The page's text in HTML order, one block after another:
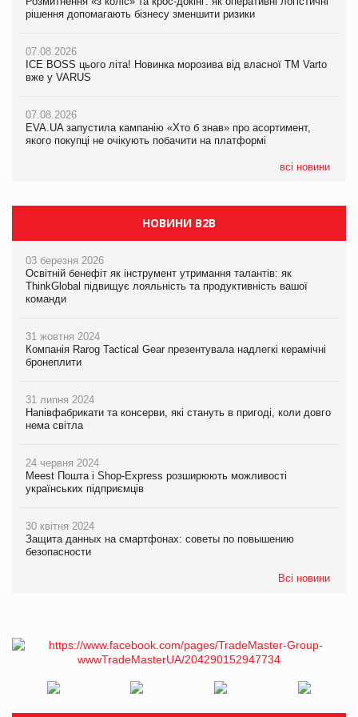
рішення допомагають бізнесу зменшити ризики
07.08.2026
ICE BOSS цього літа! Новинка морозива від власної ТМ Varto
вже у VARUS
07.08.2026
EVA.UA запустила кампанію «Хто б знав» про асортимент,
якого покупці не очікують побачити на платформі
всі новини
рішення допомагають бізнесу зменшити ризики
07.08.2026
ICE BOSS цього літа! Новинка морозива від власної ТМ Varto
вже у VARUS
07.08.2026
EVA.UA запустила кампанію «Хто б знав» про асортимент,
якого покупці не очікують побачити на платформі
Продажі Hugo Boss впали на 9%
НОВИНИ B2B
03 березня 2026
Освітній бенефіт як інструмент утримання талантів: як
ThinkGlobal підвищує лояльність та продуктивність вашої
команди
31 жовтня 2024
Компанія Rarog Tactical Gear презентувала надлегкі керамічні
бронеплити
31 липня 2024
Напівфабрикати та консерви, які стануть в пригоді, коли довго
нема світла
24 червня 2024
Meest Пошта і Shop-Express розширюють можливості
українських підприємців
30 квітня 2024
Защита данных на смартфонах: советы по повышению
безопасности
Всі новини